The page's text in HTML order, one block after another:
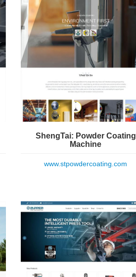
ShengTai: Powder Coating
Machine
www.stpowdercoating.com